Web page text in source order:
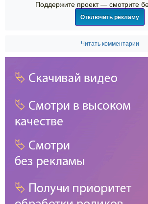
Поддержите проект — смотрите
Отключить рекламу
Читать комментарии